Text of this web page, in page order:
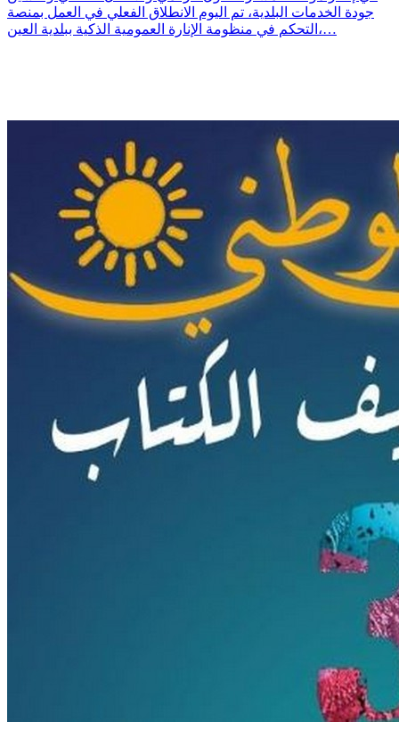
جودة الخدمات البلدية، تم اليوم الانطلاق الفعلي في العمل بمنصة
التحكم في منظومة الإنارة العمومية الذكية ببلدية العين،…